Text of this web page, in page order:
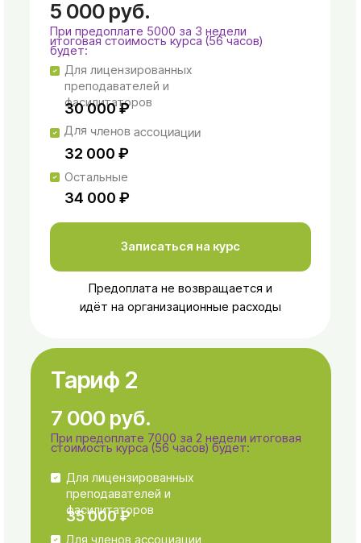
преподавателей и
фасилитаторов
Для членов ассоциации
Остальные
Предоплата не возвращается и
Записаться на курс
37 000 ₽
35 000 ₽
39 000 ₽
курса
мешают обучению и вниманию
— и как с ними работать
Поддержка в Telegram-чате
Учебное пособие